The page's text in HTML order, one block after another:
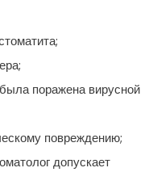
поражена вирусной
повреждению;
допускает